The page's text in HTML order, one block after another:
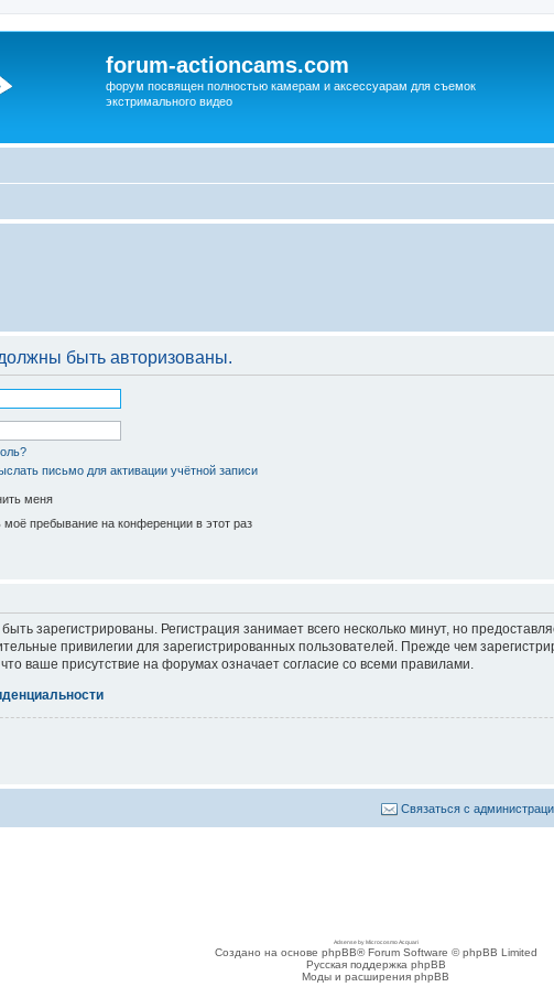
forum-actioncams.com
форум посвящен полностью камерам и аксессуарам для съемок
экстримального видео
быть авторизованы.
письмо для активации учётной записи
меня
моё пребывание на конференции в этот раз
зарегистрированы. Регистрация занимает всего несколько минут, но
привилегии для зарегистрированных пользователей. Прежде чем
ваше присутствие на форумах означает согласие со всеми правилами.
Связаться с
Adsense by Microcosmo Acquari
Создано на основе phpBB® Forum Software © phpBB Limited
Русская поддержка phpBB
Моды и расширения phpBB